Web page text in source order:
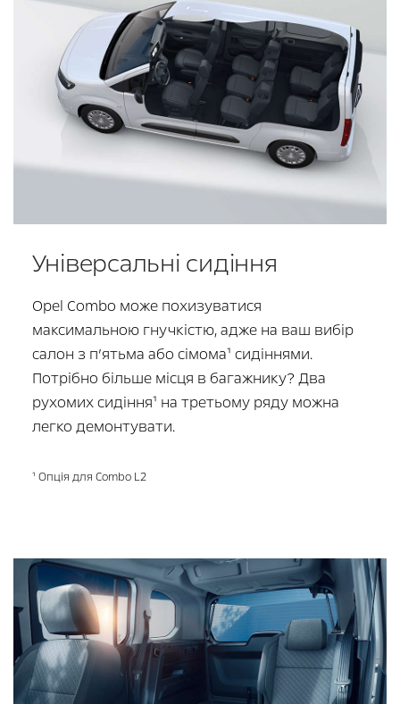
Універсальні сидіння
Opel Combo може похизуватися
максимальною гнучкістю, адже на ваш вибір
салон з п’ятьма або сімома¹ сидіннями.
Потрібно більше місця в багажнику? Два
рухомих сидіння¹ на третьому ряду можна
легко демонтувати.
¹ Опція для Combo L2